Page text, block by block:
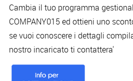
Cambia il tuo programma
COMPANY015 ed ottieni uno
se vuoi conoscere i dettagli
nostro incaricato ti contattera'